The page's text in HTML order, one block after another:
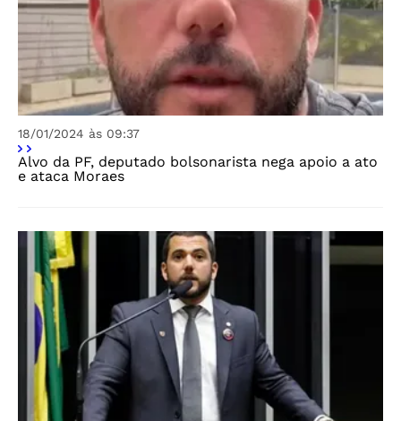
18/01/2024 às 09:37
Alvo da PF, deputado bolsonarista nega apoio a ato
e ataca Moraes